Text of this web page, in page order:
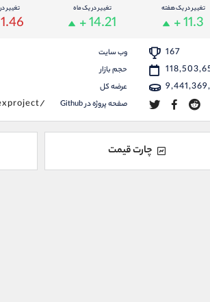
تغییر در یک هفته
+ 11.3
تغییر در یک ماه
+ 14.21
تغییر
167 وب سایت
حجم بازار
عرضه کل
صفحه پروژه در Github
چارت قیمت